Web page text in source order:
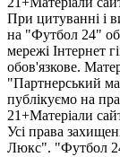
При цитуванні і
на "Футбол 24"
мережі Інтернет
обов'язкове.
"Партнерський
публікуємо на
21+Матеріали
Усi права
Люкс". "Футбол